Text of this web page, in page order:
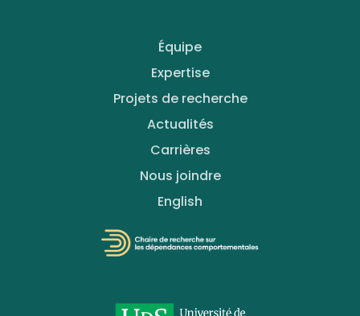
Équipe
Expertise
Projets de recherche
Actualités
Carrières
Nous joindre
English